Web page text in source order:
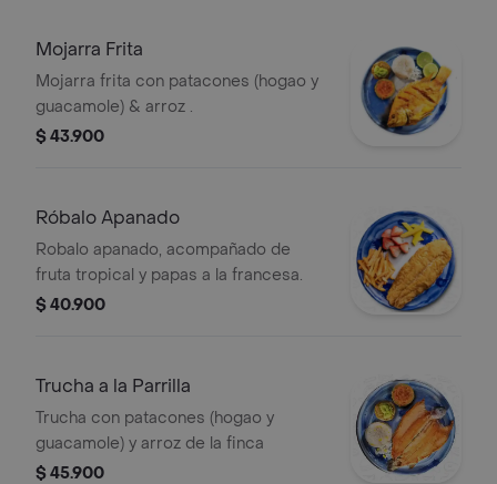
Mojarra Frita
Mojarra frita con patacones (hogao y
guacamole) & arroz .
$ 43.900
Róbalo Apanado
Robalo apanado, acompañado de
fruta tropical y papas a la francesa.
$ 40.900
Trucha a la Parrilla
Trucha con patacones (hogao y
guacamole) y arroz de la finca
$ 45.900